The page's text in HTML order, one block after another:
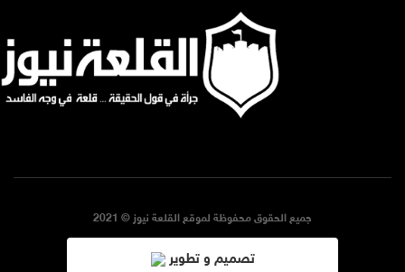
جميع الحقوق محفوظة لموقع القلعة نيوز © 2021
تصميم و تطوير